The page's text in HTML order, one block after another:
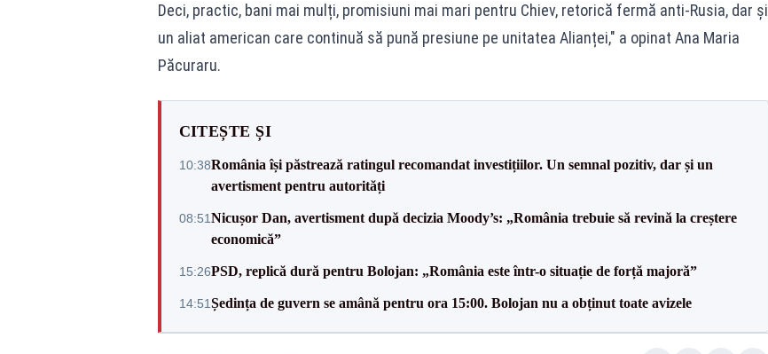
Deci, practic, bani mai mulți, promisiuni mai mari pentru Chiev, retorică fermă anti-Rusia, dar și
un aliat american care continuă să pună presiune pe unitatea Alianței," a opinat Ana Maria
Păcuraru.
CITEȘTE ȘI
10:38România își păstrează ratingul recomandat investițiilor. Un semnal pozitiv, dar și un
avertisment pentru autorități
08:51Nicușor Dan, avertisment după decizia Moody’s: „România trebuie să revină la creștere
economică”
15:26PSD, replică dură pentru Bolojan: „România este într-o situație de forță majoră”
14:51Ședința de guvern se amână pentru ora 15:00. Bolojan nu a obținut toate avizele